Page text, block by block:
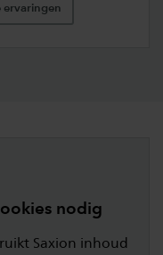
ervaringen
nodig
Saxion inhoud